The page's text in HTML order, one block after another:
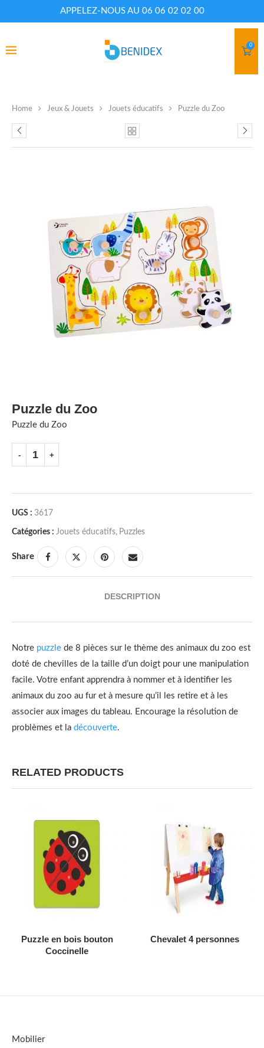
APPELEZ-NOUS AU 06 06 02 02 00
0
Home Jeux & Jouets Jouets éducatifs Puzzle du Zoo
Puzzle du Zoo
Puzzle du Zoo
UGS : 3617
Catégories : Jouets éducatifs, Puzzles
Share
DESCRIPTION
Notre puzzle de 8 pièces sur le thème des animaux du zoo est
doté de chevilles de la taille d’un doigt pour une manipulation
facile. Votre enfant apprendra à nommer et à identifier les
animaux du zoo au fur et à mesure qu’il les retire et à les
associer aux images du tableau. Encourage la résolution de
problèmes et la découverte.
RELATED PRODUCTS
AJOUTER AU DEVIS
Puzzle en bois bouton
Coccinelle
AJOUTER AU DEVIS
Chevalet 4 personnes
Mobilier